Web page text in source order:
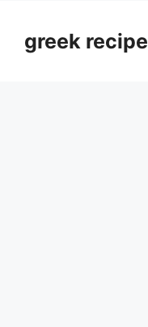
contentgreek recipe